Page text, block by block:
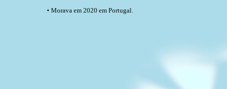
• Morava em 2020 em Portugal.